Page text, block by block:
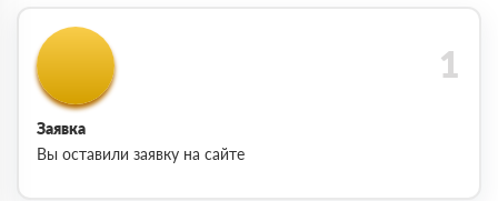
Заявка
Вы оставили заявку на сайте